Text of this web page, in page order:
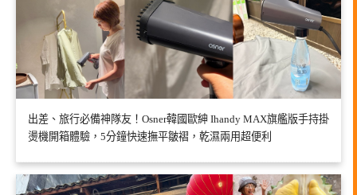
出差、旅行必備神隊友！Osner韓國歐紳 Ihandy MAX旗艦版手持掛
燙機開箱體驗，5分鐘快速撫平皺褶，乾濕兩用超便利